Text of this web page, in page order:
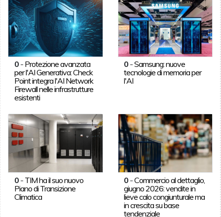
0- Protezione avanzata
per l'AI Generativa: Check
Point integra l'AI Network
Firewall nelle infrastrutture
esistenti
0 -Samsung: nuove
tecnologie di memoria per
l'AI
0- TIM ha il suo nuovo
Piano di Transizione
Climatica
0 -Commercio al dettaglio,
giugno 2026: vendite in
lieve calo congiunturale ma
in crescita su base
tendenziale